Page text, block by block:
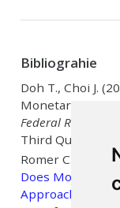
Bibliograhie
Doh T., Choi J.
Monetary Policy
Federal Reserve
Third Quarter, p.
Romer C.D.,
Does Monetary
Approach after